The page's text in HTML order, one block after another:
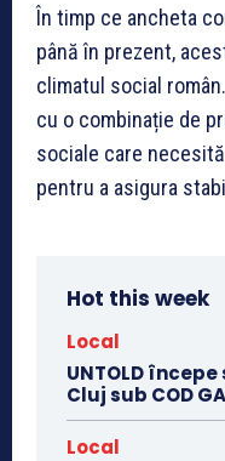
În timp ce ancheta
până în prezent,
climatul social
cu o combinație de
sociale care
pentru a asigura
Hot this week
Local
UNTOLD
Cluj sub COD
Local